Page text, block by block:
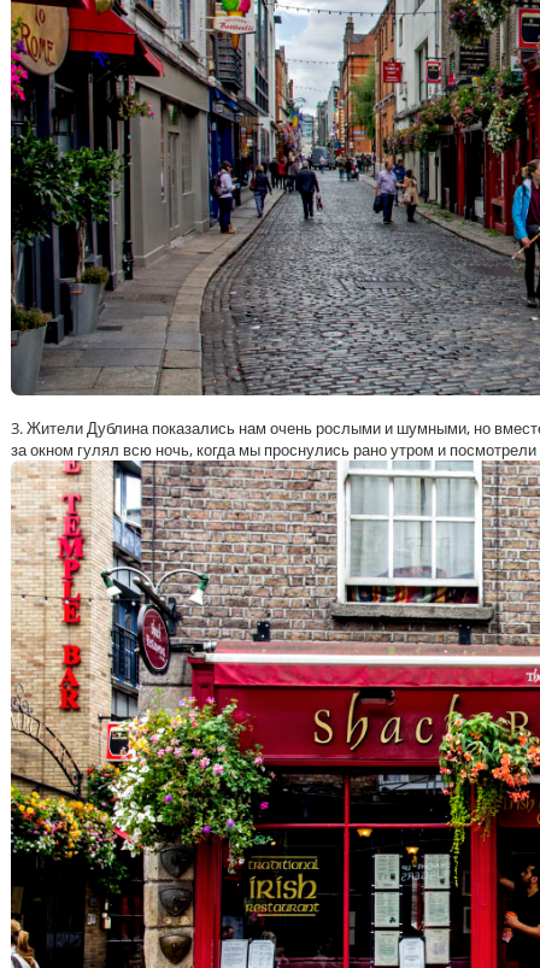
3. Жители Дублина показались нам очень рослыми и шумными, но
за окном гулял всю ночь, когда мы проснулись рано утром и